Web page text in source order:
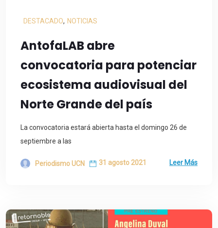
DESTACADO, NOTICIAS
AntofaLAB abre
convocatoria para potenciar
ecosistema audiovisual del
Norte Grande del país
La convocatoria estará abierta hasta el domingo 26 de
septiembre a las
Periodismo UCN 31 agosto 2021 Leer Más